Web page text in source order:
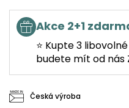
Akce 2+1
⭐ Kupte 3
budete mít od nás
Česká výroba